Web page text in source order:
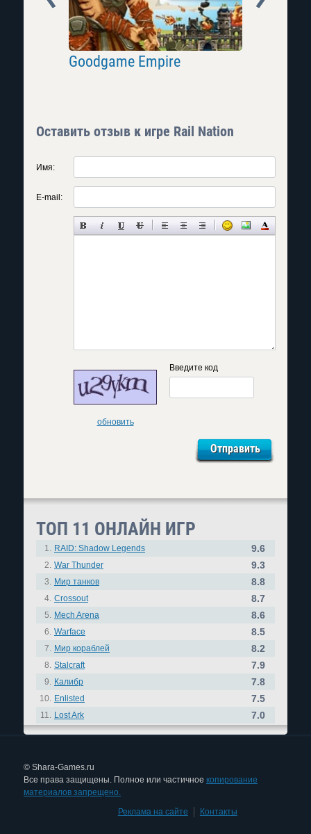
Goodgame Empire
Оставить отзыв к игре Rail Nation
Имя:
E-mail:
обновить
Введите код
ТОП 11 ОНЛАЙН ИГР
1. RAID: Shadow Legends 9.6
2. War Thunder 9.3
3. Мир танков 8.8
4. Crossout 8.7
5. Mech Arena 8.6
6. Warface 8.5
7. Мир кораблей 8.2
8. Stalcraft 7.9
9. Калибр 7.8
10. Enlisted 7.5
11. Lost Ark 7.0
© Shara-Games.ru
Все права защищены. Полное или частичное копирование
материалов запрещено.
Реклама на сайте
Контакты